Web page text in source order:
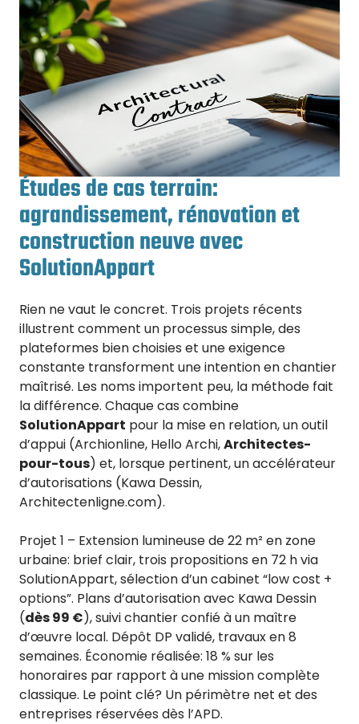
Études de cas terrain:
agrandissement, rénovation et
construction neuve avec
SolutionAppart
Rien ne vaut le concret. Trois projets récents
illustrent comment un processus simple, des
plateformes bien choisies et une exigence
constante transforment une intention en chantier
maîtrisé. Les noms importent peu, la méthode fait
la différence. Chaque cas combine
SolutionAppart pour la mise en relation, un outil
d’appui (Archionline, Hello Archi,Architectes-
pour-tous) et, lorsque pertinent, un accélérateur
d’autorisations (Kawa Dessin,
Architectenligne.com).
Projet 1 – Extension lumineuse de 22 m² en zone
urbaine: brief clair, trois propositions en 72 h via
SolutionAppart, sélection d’un cabinet “low cost +
options”. Plans d’autorisation avec Kawa Dessin
(dès 99 €), suivi chantier confié à un maître
d’œuvre local. Dépôt DP validé, travaux en 8
semaines. Économie réalisée: 18 % sur les
honoraires par rapport à une mission complète
classique. Le point clé? Un périmètre net et des
entreprises réservées dès l’APD.